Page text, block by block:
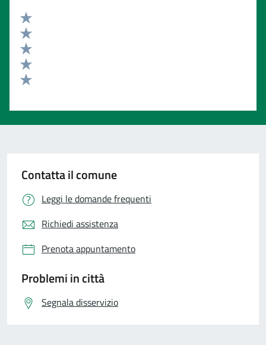
Valuta 5 stelle su 5
Valuta 4 stelle su 5
Valuta 3 stelle su 5
Valuta 2 stelle su 5
Contatta il comune
Leggi le domande frequenti
Richiedi assistenza
Prenota appuntamento
Problemi in città
Segnala disservizio